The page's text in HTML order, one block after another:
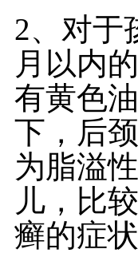
2、对于
月以内
有黄色
下，后
为脂溢
儿，比
癣的症状